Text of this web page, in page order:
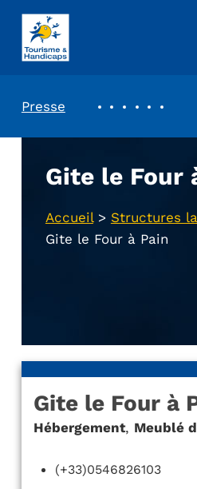
ASSOCIATION TOURISME ET HANDICAPS
Presse
Gite le Four
Accueil> Structures
Gite le Four à Pain
Gite le Four à
Hébergement, Meublé
(+33)0546826103